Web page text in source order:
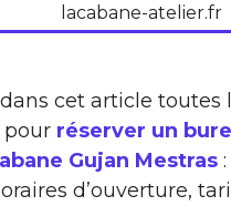
lacabane-atelier.fr
cet article toutes
réserver un
Gujan Mestras
d’ouverture,